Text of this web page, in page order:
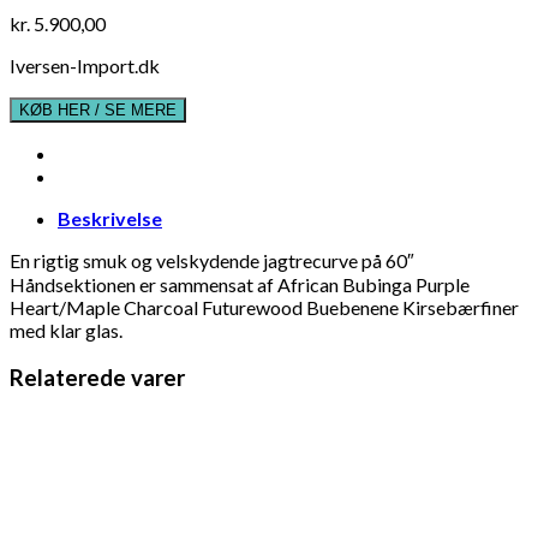
kr. 5.900,00
Iversen-Import.dk
KØB HER / SE MERE
Beskrivelse
En rigtig smuk og velskydende jagtrecurve på 60″
Håndsektionen er sammensat af African Bubinga Purple
Heart/Maple Charcoal Futurewood Buebenene Kirsebærfiner
med klar glas.
Relaterede varer